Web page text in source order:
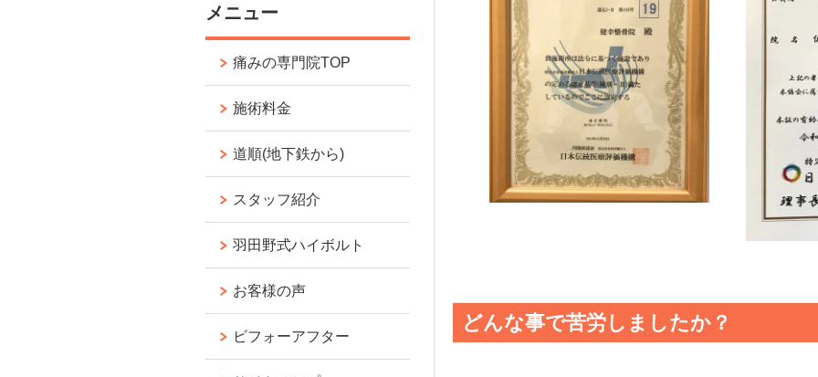
どんな事で苦労しましたか？
メニュー
痛みの専門院TOP
施術料金
道順(地下鉄から)
スタッフ紹介
羽田野式ハイボルト
お客様の声
ビフォーアフター